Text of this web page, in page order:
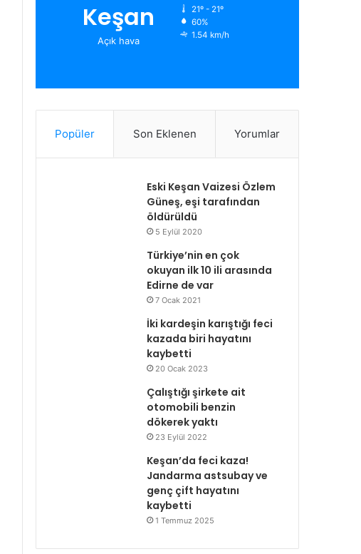
Keşan
Açık hava
21º - 21º
60%
1.54 km/h
Popüler Son Eklenen Yorumlar
Eski Keşan Vaizesi Özlem
Güneş, eşi tarafından
öldürüldü
5 Eylül 2020
Türkiye’nin en çok
okuyan ilk 10 ili arasında
Edirne de var
7 Ocak 2021
İki kardeşin karıştığı feci
kazada biri hayatını
kaybetti
20 Ocak 2023
Çalıştığı şirkete ait
otomobili benzin
dökerek yaktı
23 Eylül 2022
Keşan’da feci kaza!
Jandarma astsubay ve
genç çift hayatını
kaybetti
1 Temmuz 2025